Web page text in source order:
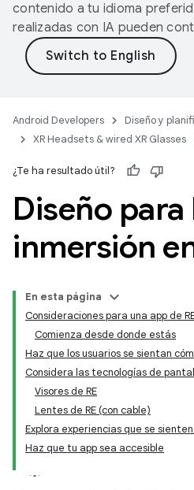
contenido a tu idioma
realizadas con IA pueden
Android Developers Diseño y
XR Headsets & wired XR Glasses
¿Te ha resultado útil?
Diseño para
inmersión
En esta página
Consideraciones para una app de
Comienza desde donde estás
Haz que los usuarios se sientan
Considera las tecnologías de
Visores de RE
Lentes de RE (con cable)
Explora experiencias que se
Haz que tu app sea accesible